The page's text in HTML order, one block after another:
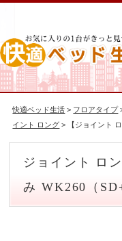
快適ベッド生活 > フロアタイプ
イント ロング > 【ジョイント
ジョイント ロ
み WK260（